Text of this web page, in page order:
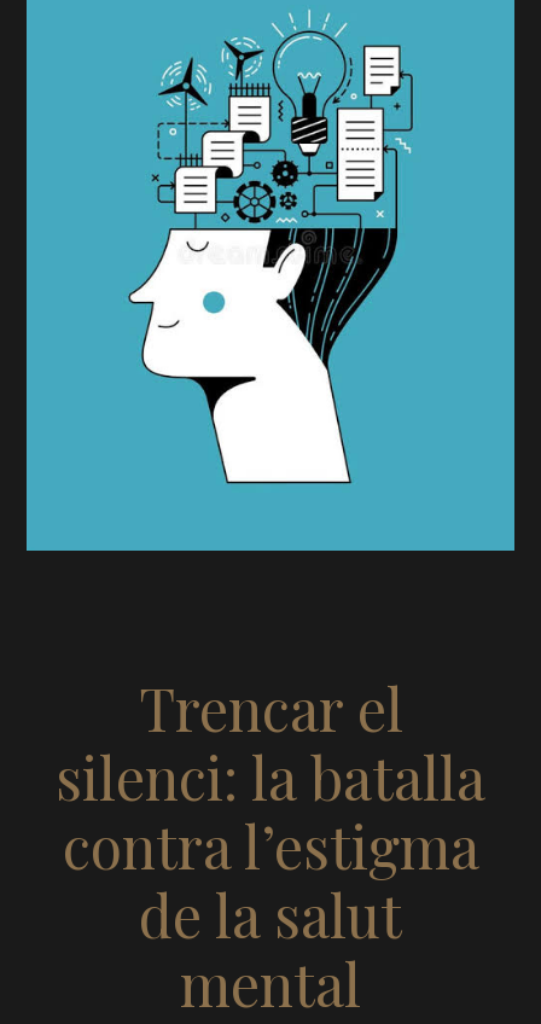
Trencar el
silenci: la batalla
contra l’estigma
de la salut
mental